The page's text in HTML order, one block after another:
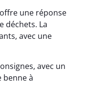
une réponse
déchets. La
avec une
avec un
benne à